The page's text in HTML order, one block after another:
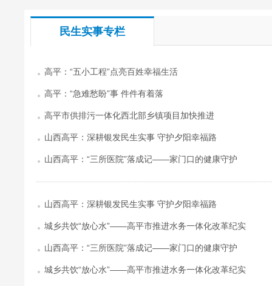
民生实事专栏
高平：“五小工程”点亮百姓幸福生活
高平：“急难愁盼”事 件件有着落
高平市供排污一体化西北部乡镇项目加快推进
山西高平：深耕银发民生实事 守护夕阳幸福路
山西高平：“三所医院”落成记——家门口的健康守护
山西高平：深耕银发民生实事 守护夕阳幸福路
城乡共饮“放心水”——高平市推进水务一体化改革纪实
山西高平：“三所医院”落成记——家门口的健康守护
城乡共饮“放心水”——高平市推进水务一体化改革纪实